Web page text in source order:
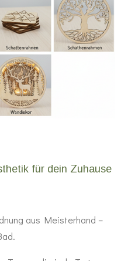
für dein Zuhause
aus Meisterhand –